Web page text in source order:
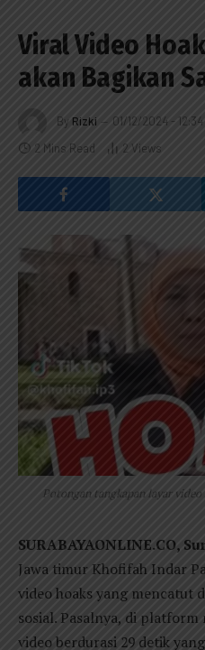
Viral Video
akan Bagikan
By Rizki 01/12/2024 - 12:34
2 Mins Read 2 Views
Potongan tangkapan layar
SURABAYAONLINE.CO,
Jawa timur Khofifah Indar
video hoaks yang mencatut
sosial. Pasalnya, di
video berdurasi 29 detik